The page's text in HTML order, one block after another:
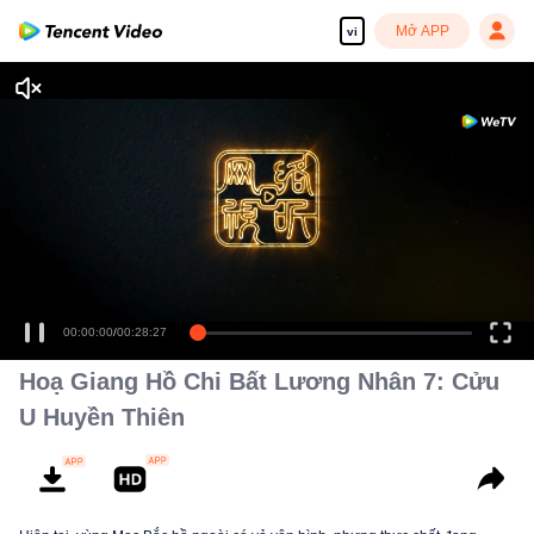
vi Mở APP
Tận hưởng những bộ phim truyền hình HD mượt mà
00:00:00/00:28:27
Hoạ Giang Hồ Chi Bất Lương Nhân 7: Cửu
U Huyền Thiên